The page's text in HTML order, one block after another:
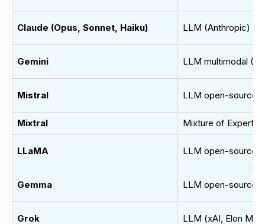
Claude (Opus, Sonnet, Haiku) LLM (Anthropic)
Gemini LLM multimodal
Mistral LLM open-source
Mixtral Mixture of Experts
LLaMA LLM open-source
Gemma LLM open-source
Grok LLM (xAI, Elon